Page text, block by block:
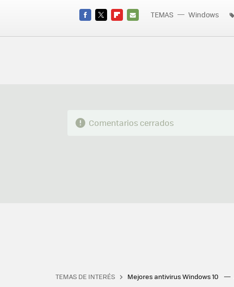
MAIL
TEMAS Windows
Comentarios cerrados
TEMAS DE INTERÉS Mejores antivirus Windows 10